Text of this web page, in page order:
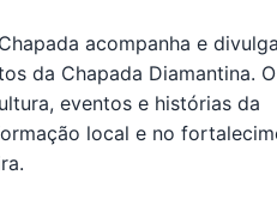
acompanha e
da Chapada Diamantina. O
eventos e histórias da
local e no